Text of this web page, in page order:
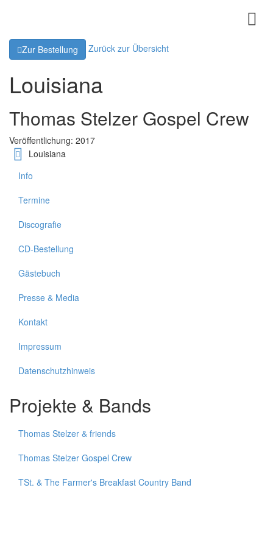
Zur Bestellung Zurück zur Übersicht
Louisiana
Thomas Stelzer Gospel Crew
Veröffentlichung: 2017
Louisiana
Info
Termine
Discografie
CD-Bestellung
Gästebuch
Presse & Media
Kontakt
Impressum
Datenschutzhinweis
Projekte & Bands
Thomas Stelzer & friends
Thomas Stelzer Gospel Crew
TSt. & The Farmer's Breakfast Country Band